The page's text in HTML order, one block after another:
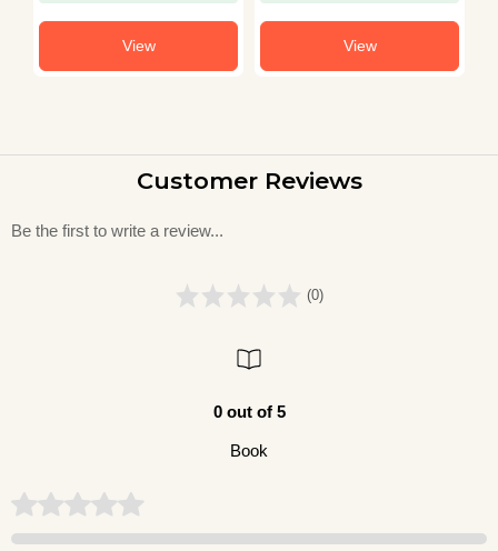
View View
Customer Reviews
Be the first to write a review...
(0)
0 out of 5
Book